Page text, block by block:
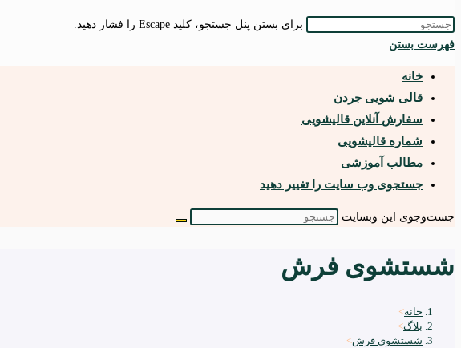
برای بستن پنل جستجو، کلید Escape را فشار دهید.
فهرست بستن
خانه
قالی شویی جردن
سفارش آنلاین قالیشویی
شماره قالیشویی
مطالب آموزشی
جستجوی وب سایت را تغییر دهید
جست‌وجوی این وبسایت
شستشوی فرش
خانه>
بلاگ>
شستشوی فرش>